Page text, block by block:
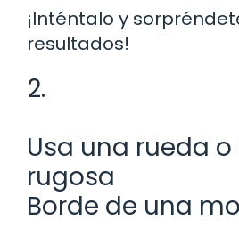
¡Inténtalo y
resultados!
2.
Usa una rueda
rugosa
Borde de una